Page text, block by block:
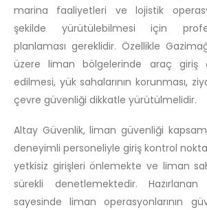
marina faaliyetleri ve lojistik
şekilde yürütülebilmesi için
planlaması gereklidir. Özellikle
üzere liman bölgelerinde araç giriş
edilmesi, yük sahalarının korunması,
çevre güvenliği dikkatle yürütülmelidir.
Altay Güvenlik, liman güvenliği
deneyimli personeliyle giriş kontrol
yetkisiz girişleri önlemekte ve liman
sürekli denetlemektedir. Hazırlanan
sayesinde liman operasyonlarının